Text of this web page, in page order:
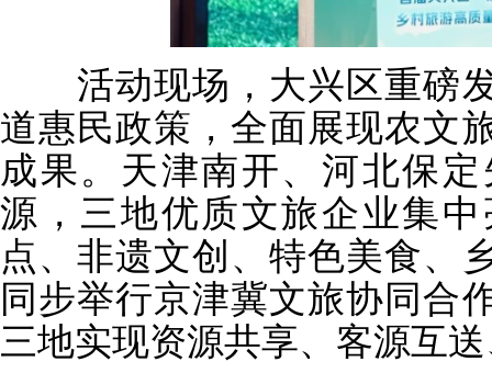
活动现场，大兴区重磅发
道惠民政策，全面展现农文
成果。天津南开、河北保
源，三地优质文旅企业集
点、非遗文创、特色美食、
同步举行京津冀文旅协同合
三地实现资源共享、客源互